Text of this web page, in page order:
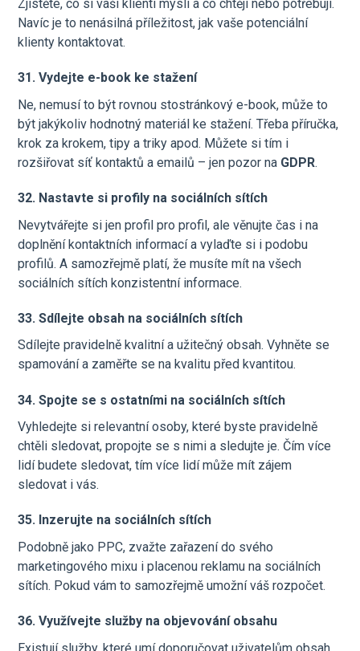
Zjistěte, co si vaši klienti myslí a co chtějí nebo potřebují.
Navíc je to nenásilná příležitost, jak vaše potenciální
klienty kontaktovat.
31. Vydejte e-book ke stažení
Ne, nemusí to být rovnou stostránkový e-book, může to
být jakýkoliv hodnotný materiál ke stažení. Třeba příručka,
krok za krokem, tipy a triky apod. Můžete si tím i
rozšiřovat síť kontaktů a emailů – jen pozor na GDPR.
32. Nastavte si profily na sociálních sítích
Nevytvářejte si jen profil pro profil, ale věnujte čas i na
doplnění kontaktních informací a vylaďte si i podobu
profilů. A samozřejmě platí, že musíte mít na všech
sociálních sítích konzistentní informace.
33. Sdílejte obsah na sociálních sítích
Sdílejte pravidelně kvalitní a užitečný obsah. Vyhněte se
spamování a zaměřte se na kvalitu před kvantitou.
34. Spojte se s ostatními na sociálních sítích
Vyhledejte si relevantní osoby, které byste pravidelně
chtěli sledovat, propojte se s nimi a sledujte je. Čím více
lidí budete sledovat, tím více lidí může mít zájem
sledovat i vás.
35. Inzerujte na sociálních sítích
Podobně jako PPC, zvažte zařazení do svého
marketingového mixu i placenou reklamu na sociálních
sítích. Pokud vám to samozřejmě umožní váš rozpočet.
36. Využívejte služby na objevování obsahu